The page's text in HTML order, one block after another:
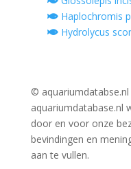
Haplochromis
Hydrolycus
©
aquariumdatabase.nl
door en voor onze
bevindingen en
aan te vullen.